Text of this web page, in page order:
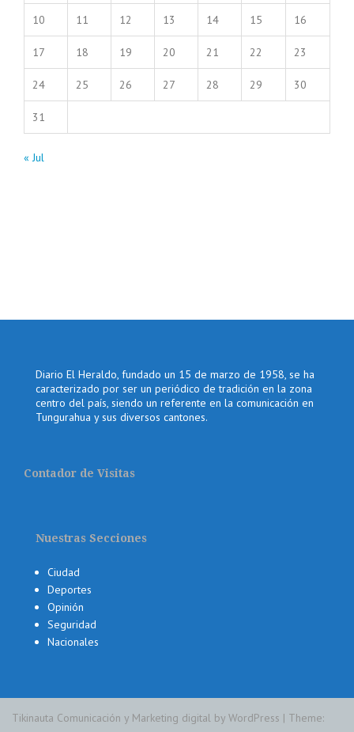
10 11 12 13 14 15 16
17 18 19 20 21 22 23
24 25 26 27 28 29 30
31
« Jul
Diario El Heraldo, fundado un 15 de marzo de 1958, se ha
caracterizado por ser un periódico de tradición en la zona
centro del país, siendo un referente en la comunicación en
Tungurahua y sus diversos cantones.
Contador de Visitas
Nuestras Secciones
Ciudad
Deportes
Opinión
Seguridad
Nacionales
Tikinauta Comunicación y Marketing digital by WordPress | Theme: